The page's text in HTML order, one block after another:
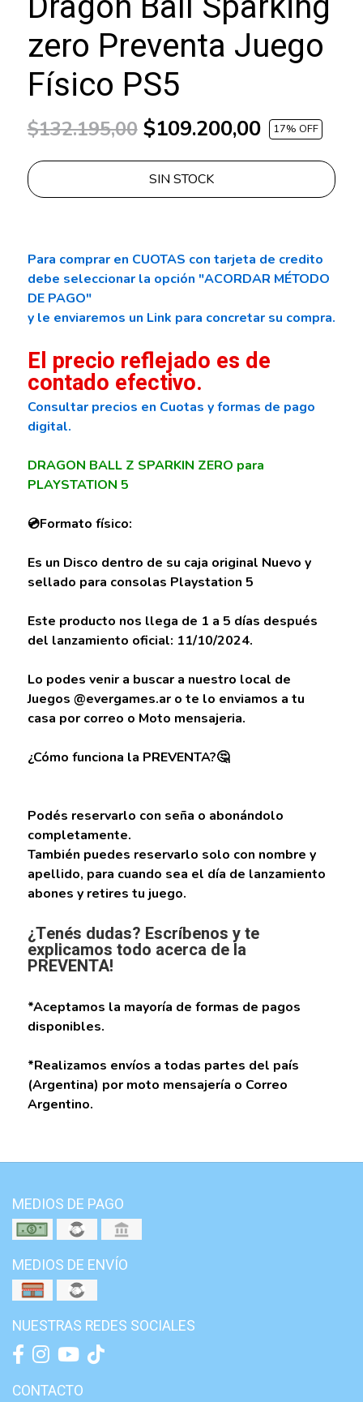
zero Preventa Juego
Físico PS5
$132.195,00$109.200,00 17% OFF
SIN STOCK
Para comprar en CUOTAS con tarjeta de credito
debe seleccionar la opción "ACORDAR MÉTODO
DE PAGO"
y le enviaremos un Link para concretar su compra.
El precio reflejado es de
contado efectivo.
Consultar precios en Cuotas y formas de pago
digital.
DRAGON BALL Z SPARKIN ZERO para
PLAYSTATION 5
💿Formato físico:
Es un Disco dentro de su caja original Nuevo y
sellado para consolas Playstation 5
Este producto nos llega de 1 a 5 días después
del lanzamiento oficial: 11/10/2024.
Lo podes venir a buscar a nuestro local de
Juegos @evergames.ar o te lo enviamos a tu
casa por correo o Moto mensajeria.
¿Cómo funciona la PREVENTA?🤔
Podés reservarlo con seña o abonándolo
completamente.
También puedes reservarlo solo con nombre y
apellido, para cuando sea el día de lanzamiento
abones y retires tu juego.
¿Tenés dudas? Escríbenos y te
explicamos todo acerca de la
PREVENTA!
*Aceptamos la mayoría de formas de pagos
disponibles.
*Realizamos envíos a todas partes del país
(Argentina) por moto mensajería o Correo
Argentino.
MEDIOS DE PAGO
MEDIOS DE ENVÍO
NUESTRAS REDES SOCIALES
CONTACTO